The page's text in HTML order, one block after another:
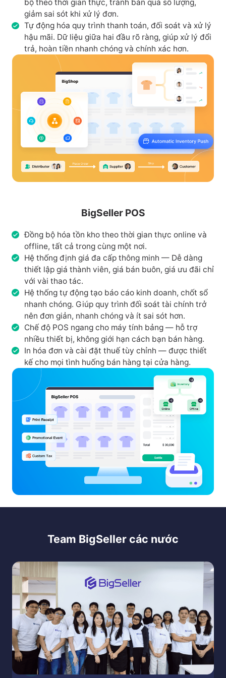
bộ theo thời gian thực, tránh bán quá số lượng,
giảm sai sót khi xử lý đơn.
Tự động hóa quy trình thanh toán, đối soát và xử lý
hậu mãi. Dữ liệu giữa hai đầu rõ ràng, giúp xử lý đổi
trả, hoàn tiền nhanh chóng và chính xác hơn.
BigSeller POS
Đồng bộ hóa tồn kho theo thời gian thực online và
offline, tất cả trong cùng một nơi.
Hệ thống định giá đa cấp thông minh — Dễ dàng
thiết lập giá thành viên, giá bán buôn, giá ưu đãi chỉ
với vài thao tác.
Hệ thống tự động tạo báo cáo kinh doanh, chốt sổ
nhanh chóng. Giúp quy trình đối soát tài chính trở
nên đơn giản, nhanh chóng và ít sai sót hơn.
Chế độ POS ngang cho máy tính bảng — hỗ trợ
nhiều thiết bị, không giới hạn cách bạn bán hàng.
In hóa đơn và cài đặt thuế tùy chỉnh — được thiết
kế cho mọi tình huống bán hàng tại cửa hàng.
Team BigSeller các nước
Tân
Nội